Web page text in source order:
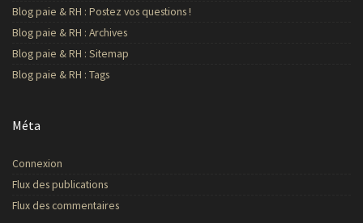
Blog paie & RH : Postez vos questions !
Blog paie & RH : Archives
Blog paie & RH : Sitemap
Blog paie & RH : Tags
Méta
Connexion
Flux des publications
Flux des commentaires